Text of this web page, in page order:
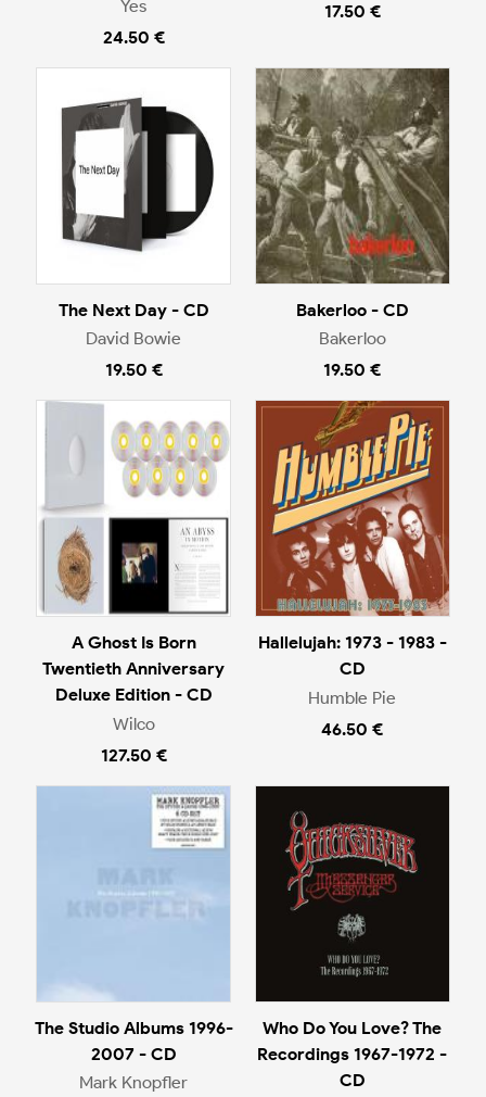
Yes
24.50 €
17.50 €
The Next Day - CD
David Bowie
19.50 €
Bakerloo - CD
Bakerloo
19.50 €
A Ghost Is Born
Twentieth Anniversary
Deluxe Edition - CD
Wilco
127.50 €
Hallelujah: 1973 - 1983 -
CD
Humble Pie
46.50 €
The Studio Albums 1996-
2007 - CD
Mark Knopfler
Who Do You Love? The
Recordings 1967-1972 -
CD